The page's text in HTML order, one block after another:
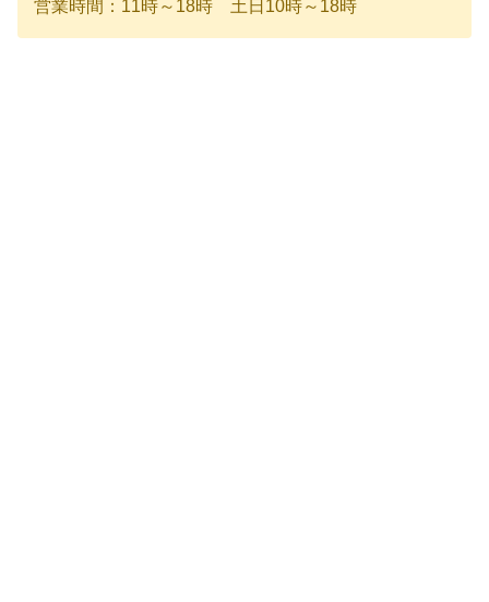
営業時間：11時～18時 土日10時～18時